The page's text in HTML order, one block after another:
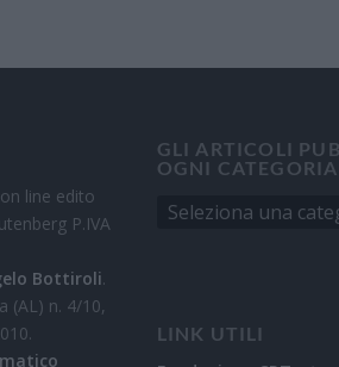
line edito
P.IVA
Bottiroli.
(AL) n. 4/10,
GLI ARTICOLI
OGNI CATEGORIA
LINK UTILI